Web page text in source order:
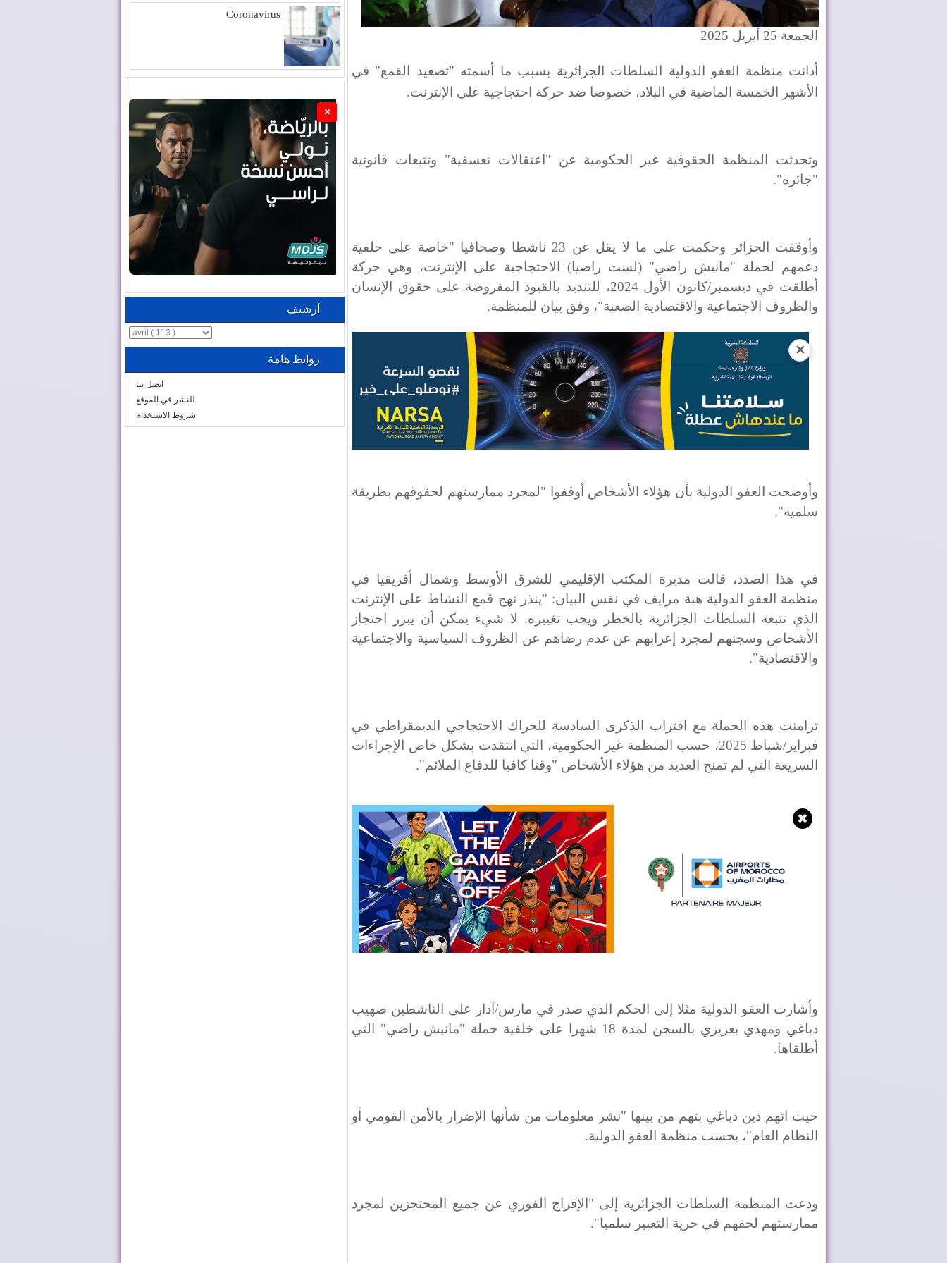
الجمعة 25 أبريل 2025
أدانت منظمة العفو الدولية السلطات الجزائرية بسبب ما أسمته "تصعيد القمع" في
الأشهر الخمسة الماضية في البلاد، خصوصا ضد حركة احتجاجية على الإنترنت.
وتحدثت المنظمة الحقوقية غير الحكومية عن "اعتقالات تعسفية" وتتبعات قانونية
"جائرة".
وأوقفت الجزائر وحكمت على ما لا يقل عن 23 ناشطا وصحافيا "خاصة على خلفية
دعمهم لحملة "مانيش راضي" (لست راضيا) الاحتجاجية على الإنترنت، وهي حركة
أطلقت في ديسمبر/كانون الأول 2024، للتنديد بالقيود المفروضة على حقوق الإنسان
والظروف الاجتماعية والاقتصادية الصعبة"، وفق بيان للمنظمة.
✕
وأوضحت العفو الدولية بأن هؤلاء الأشخاص أوقفوا "لمجرد ممارستهم لحقوقهم بطريقة
سلمية".
في هذا الصدد، قالت مديرة المكتب الإقليمي للشرق الأوسط وشمال أفريقيا في
منظمة العفو الدولية هبة مرايف في نفس البيان: "ينذر نهج قمع النشاط على الإنترنت
الذي تتبعه السلطات الجزائرية بالخطر ويجب تغييره. لا شيء يمكن أن يبرر احتجاز
الأشخاص وسجنهم لمجرد إعرابهم عن عدم رضاهم عن الظروف السياسية والاجتماعية
والاقتصادية".
تزامنت هذه الحملة مع اقتراب الذكرى السادسة للحراك الاحتجاجي الديمقراطي في
فبراير/شباط 2025، حسب المنظمة غير الحكومية، التي انتقدت بشكل خاص الإجراءات
السريعة التي لم تمنح العديد من هؤلاء الأشخاص "وقتا كافيا للدفاع الملائم".
✖
وأشارت العفو الدولية مثلا إلى الحكم الذي صدر في مارس/آذار على الناشطين صهيب
دباغي ومهدي بعزيزي بالسجن لمدة 18 شهرا على خلفية حملة "مانيش راضي" التي
أطلقاها.
حيث اتهم دين دباغي بتهم من بينها "نشر معلومات من شأنها الإضرار بالأمن القومي أو
النظام العام"، بحسب منظمة العفو الدولية.
ودعت المنظمة السلطات الجزائرية إلى "الإفراج الفوري عن جميع المحتجزين لمجرد
ممارستهم لحقهم في حرية التعبير سلميا".
Coronavirus
×
أرشيف
روابط هامة
اتصل بنا
للنشر في الموقع
شروط الاستخدام